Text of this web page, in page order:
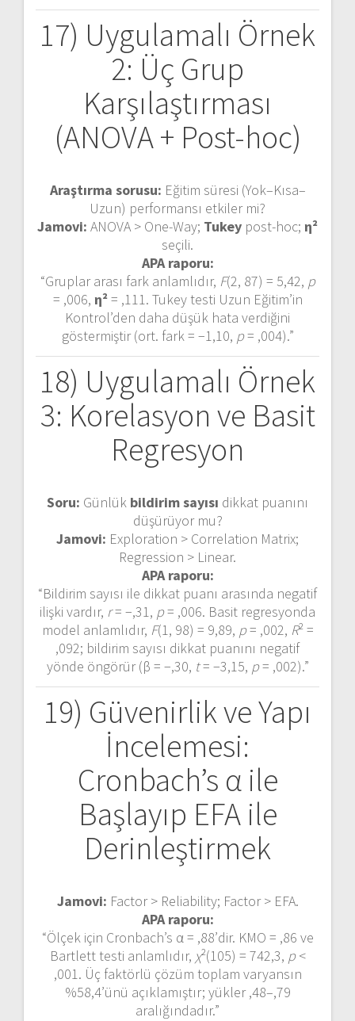
17) Uygulamalı Örnek
2: Üç Grup
Karşılaştırması
(ANOVA + Post-hoc)
Araştırma sorusu: Eğitim süresi (Yok–Kısa–
Uzun) performansı etkiler mi?
Jamovi: ANOVA > One-Way; Tukey post-hoc; η²
seçili.
APA raporu:
“Gruplar arası fark anlamlıdır, F(2, 87) = 5,42, p
= ,006, η²= ,111. Tukey testi Uzun Eğitim’in
Kontrol’den daha düşük hata verdiğini
göstermiştir (ort. fark = −1,10, p= ,004).”
18) Uygulamalı Örnek
3: Korelasyon ve Basit
Regresyon
Soru: Günlük bildirim sayısı dikkat puanını
düşürüyor mu?
Jamovi: Exploration > Correlation Matrix;
Regression > Linear.
APA raporu:
“Bildirim sayısı ile dikkat puanı arasında negatif
ilişki vardır, r= −,31, p= ,006. Basit regresyonda
model anlamlıdır, F(1, 98) = 9,89, p= ,002, R² =
,092; bildirim sayısı dikkat puanını negatif
yönde öngörür (β = −,30, t= −3,15, p= ,002).”
19) Güvenirlik ve Yapı
İncelemesi:
Cronbach’s α ile
Başlayıp EFA ile
Derinleştirmek
Jamovi: Factor > Reliability; Factor > EFA.
APA raporu:
“Ölçek için Cronbach’s α = ,88’dir. KMO = ,86 ve
Bartlett testi anlamlıdır, χ²(105) = 742,3, p<
,001. Üç faktörlü çözüm toplam varyansın
%58,4’ünü açıklamıştır; yükler ,48–,79
aralığındadır.”